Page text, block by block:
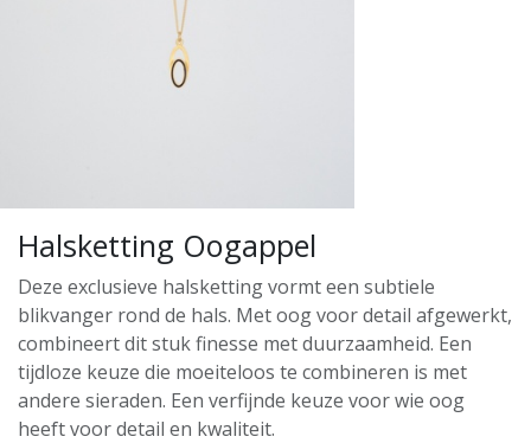
Halsketting Oogappel
Deze exclusieve halsketting vormt een subtiele
blikvanger rond de hals. Met oog voor detail afgewerkt,
combineert dit stuk finesse met duurzaamheid. Een
tijdloze keuze die moeiteloos te combineren is met
andere sieraden. Een verfijnde keuze voor wie oog
heeft voor detail en kwaliteit.